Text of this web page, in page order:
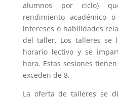
alumnos por ciclo)
rendimiento académico
intereses o habilidades
del taller. Los talleres se
horario lectivo y se
hora. Estas sesiones
exceden de 8.
La oferta de talleres se